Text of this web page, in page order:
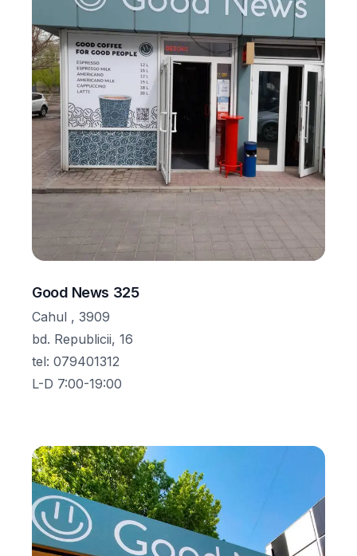
Good News 325
Cahul , 3909
bd. Republicii, 16
tel: 079401312
L-D 7:00-19:00